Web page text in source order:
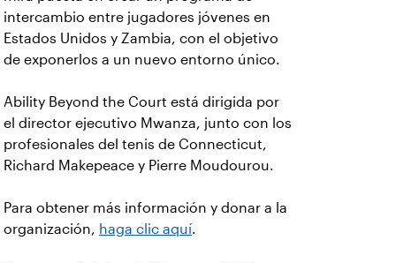
intercambio entre jugadores jóvenes en
Estados Unidos y Zambia, con el objetivo
de exponerlos a un nuevo entorno único.
Ability Beyond the Court está dirigida por
el director ejecutivo Mwanza, junto con los
profesionales del tenis de Connecticut,
Richard Makepeace y Pierre Moudourou.
Para obtener más información y donar a la
organización, haga clic aquí.